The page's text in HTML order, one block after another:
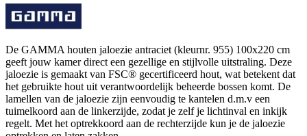
De GAMMA houten jaloezie antraciet (kleurnr. 955) 100x220 cm
geeft jouw kamer direct een gezellige en stijlvolle uitstraling. Deze
jaloezie is gemaakt van FSC® gecertificeerd hout, wat betekent dat
het gebruikte hout uit verantwoordelijk beheerde bossen komt. De
lamellen van de jaloezie zijn eenvoudig te kantelen d.m.v een
tuimelkoord aan de linkerzijde, zodat je zelf je lichtinval en inkijk
regelt. Met het optrekkoord aan de rechterzijde kun je de jaloezie